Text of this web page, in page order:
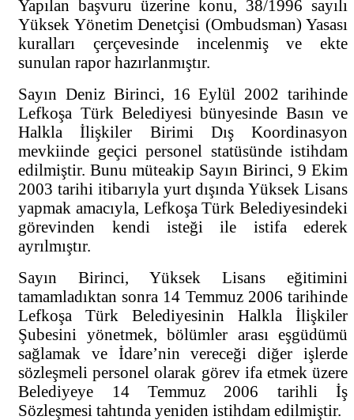
Yapılan başvuru üzerine konu, 38/1996 sayılı
Yüksek Yönetim Denetçisi (Ombudsman) Yasası
kuralları çerçevesinde incelenmiş ve ekte
sunulan rapor hazırlanmıştır.
Sayın Deniz Birinci, 16 Eylül 2002 tarihinde
Lefkoşa Türk Belediyesi bünyesinde Basın ve
Halkla İlişkiler Birimi Dış Koordinasyon
mevkiinde geçici personel statüsünde istihdam
edilmiştir. Bunu müteakip Sayın Birinci, 9 Ekim
2003 tarihi itibarıyla yurt dışında Yüksek Lisans
yapmak amacıyla, Lefkoşa Türk Belediyesindeki
görevinden kendi isteği ile istifa ederek
ayrılmıştır.
Sayın Birinci, Yüksek Lisans eğitimini
tamamladıktan sonra 14 Temmuz 2006 tarihinde
Lefkoşa Türk Belediyesinin Halkla İlişkiler
Şubesini yönetmek, bölümler arası eşgüdümü
sağlamak ve İdare’nin vereceği diğer işlerde
sözleşmeli personel olarak görev ifa etmek üzere
Belediyeye 14 Temmuz 2006 tarihli İş
Sözleşmesi tahtında yeniden istihdam edilmiştir.